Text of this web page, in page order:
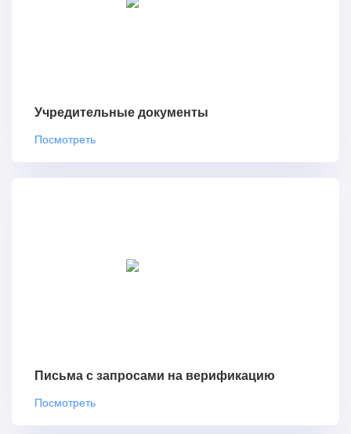
Учредительные документы
Посмотреть
Письма с запросами на верификацию
Посмотреть